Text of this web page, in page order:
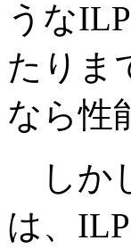
うな
たりま
なら性
しか
は、